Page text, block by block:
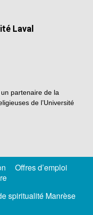
Laval
partenaire de la
de l’Université
Offres d’emploi
spiritualité Manrèse